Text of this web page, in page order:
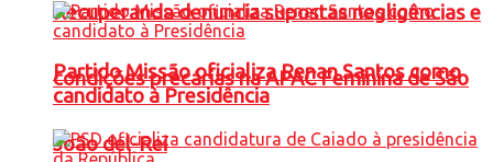
Recuperanda denuncia supostas negligências e
condições precárias na APAC Feminina de São
João del-Rei
Partido Missão oficializa Renan Santos como
candidato à Presidência